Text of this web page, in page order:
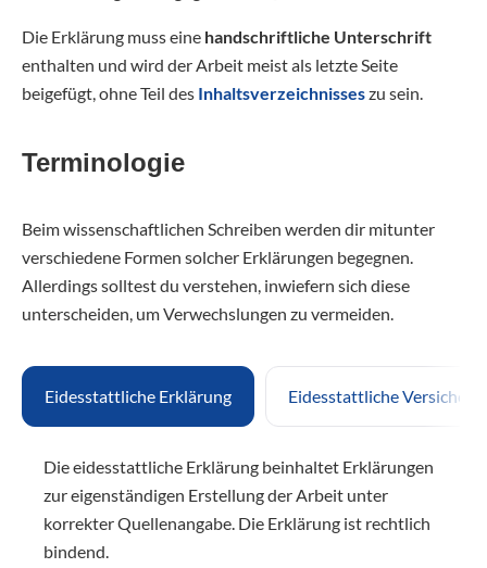
Die Erklärung muss eine handschriftliche Unterschrift
enthalten und wird der Arbeit meist als letzte Seite
beigefügt, ohne Teil des Inhaltsverzeichnisseszu sein.
Terminologie
Beim wissenschaftlichen Schreiben werden dir mitunter
verschiedene Formen solcher Erklärungen begegnen.
Allerdings solltest du verstehen, inwiefern sich diese
unterscheiden, um Verwechslungen zu vermeiden.
Eidesstattliche Erklärung Eidesstattliche
Die eidesstattliche Erklärung beinhaltet Erklärungen
zur eigenständigen Erstellung der Arbeit unter
korrekter Quellenangabe. Die Erklärung ist rechtlich
bindend.